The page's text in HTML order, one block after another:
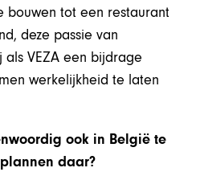
bouwen tot een restaurant
deze passie van
VEZA een bijdrage
werkelijkheid te laten
ook in België te
daar?